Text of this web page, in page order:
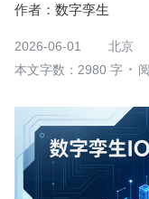
作者： 数字孪生
2026-06-01
北京
本文字数：2980 字